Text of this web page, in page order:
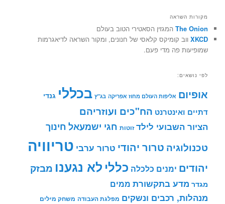
מקורות השראה
The Onion המגזין הסאטירי הטוב בעולם
XKCD ווב קומיקס קלאסי של חנונים, ומקור השראה לדיאגרמות
שמופיעות פה מדי פעם.
לפי נושאים:
אופיום אליפות העולם מחוז אפריקה בג"ץ בכללי גנדי
דתיים ואינטרנט הח"כים ועוזריהם
הציור השבועי לילד זוטות חגי ישמעאל חינוך
טכנולוגיה טרור יהודי טרור ערבי טריוויה
יהודים ימנים כלכלה כללי לא נגענו מבזק
מגדר מדע בתקשורת ממים
מנהלות, רכבים ונשקים מפלגת העבודה משחק מילים